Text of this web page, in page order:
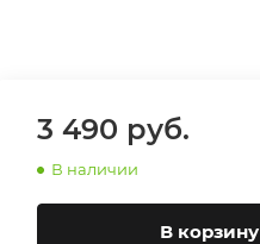
3 490 руб.
В наличии
В корзину